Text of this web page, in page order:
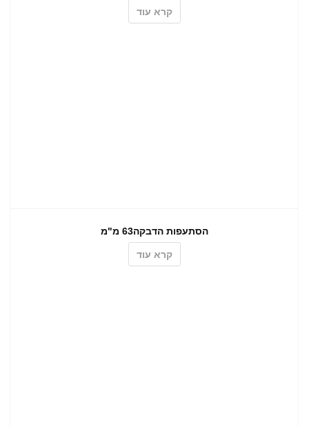
קרא עוד
הסתעפות הדבקה63 מ"מ
קרא עוד